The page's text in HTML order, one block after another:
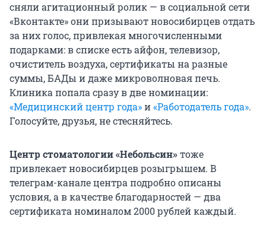
сняли агитационный ролик — в социальной сети
«Вконтакте» они призывают новосибирцев отдать
за них голос, привлекая многочисленными
подарками: в списке есть айфон, телевизор,
очиститель воздуха, сертификаты на разные
суммы, БАДы и даже микроволновая печь.
Клиника попала сразу в две номинации:
«Медицинский центр года»и«Работодатель года».
Голосуйте, друзья, не стесняйтесь.
Центр стоматологии «Небольсин»тоже
привлекает новосибирцев розыгрышем. В
телеграм-канале центра подробно описаны
условия, а в качестве благодарностей — два
сертификата номиналом 2000 рублей каждый.